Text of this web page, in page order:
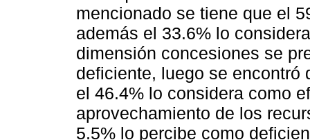
mencionado se tiene que el
además el 33.6% lo
dimensión concesiones se
deficiente, luego se encontró
el 46.4% lo considera como
aprovechamiento de los
5.5% lo percibe como